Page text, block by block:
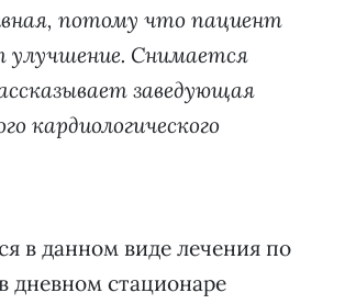
потому что пациент
улучшение. Снимается
заведующая
кардиологического
в данном виде лечения по
дневном стационаре